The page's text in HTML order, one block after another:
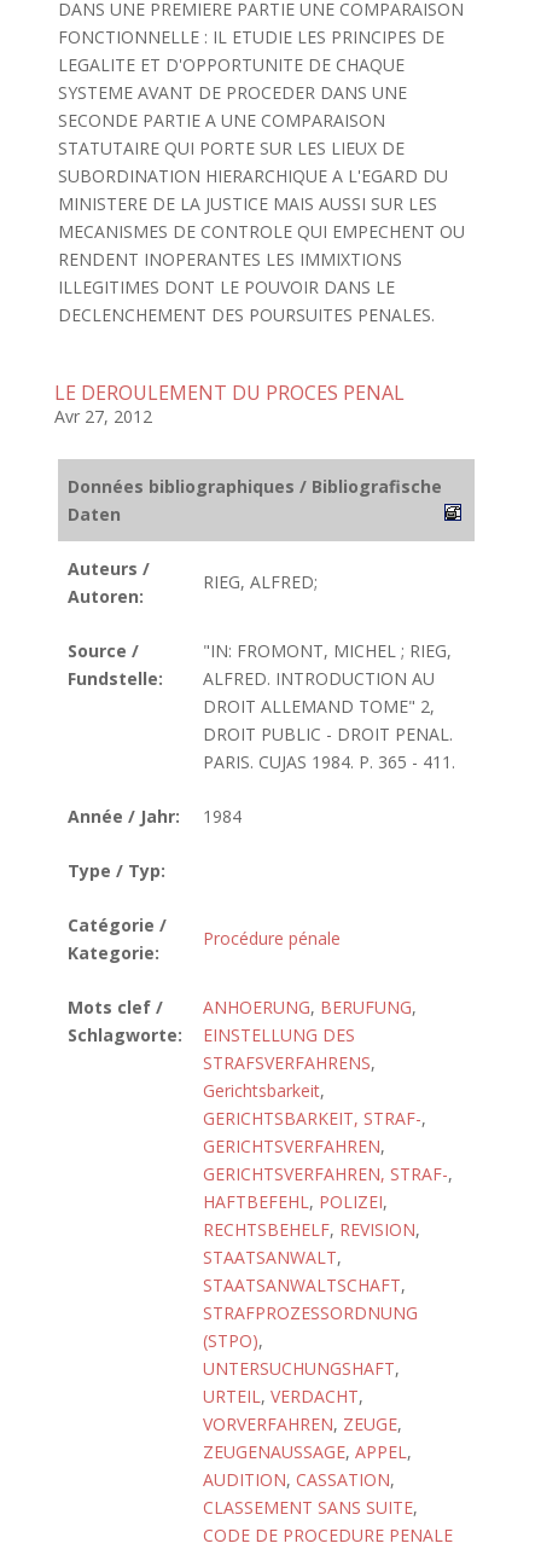
DANS UNE PREMIERE PARTIE UNE COMPARAISON
FONCTIONNELLE : IL ETUDIE LES PRINCIPES DE
LEGALITE ET D'OPPORTUNITE DE CHAQUE
SYSTEME AVANT DE PROCEDER DANS UNE
SECONDE PARTIE A UNE COMPARAISON
STATUTAIRE QUI PORTE SUR LES LIEUX DE
SUBORDINATION HIERARCHIQUE A L'EGARD DU
MINISTERE DE LA JUSTICE MAIS AUSSI SUR LES
MECANISMES DE CONTROLE QUI EMPECHENT OU
RENDENT INOPERANTES LES IMMIXTIONS
ILLEGITIMES DONT LE POUVOIR DANS LE
DECLENCHEMENT DES POURSUITES PENALES.
LE DEROULEMENT DU PROCES PENAL
Avr 27, 2012
Données bibliographiques / Bibliografische
Daten
Auteurs /
Autoren:
RIEG, ALFRED;
Source /
Fundstelle:
"IN: FROMONT, MICHEL ; RIEG,
ALFRED. INTRODUCTION AU
DROIT ALLEMAND TOME" 2,
DROIT PUBLIC - DROIT PENAL.
PARIS. CUJAS 1984. P. 365 - 411.
Année / Jahr: 1984
Type / Typ:
Catégorie /
Kategorie:
Procédure pénale
Mots clef /
Schlagworte:
ANHOERUNG, BERUFUNG,
EINSTELLUNG DES
STRAFSVERFAHRENS,
Gerichtsbarkeit,
GERICHTSBARKEIT, STRAF-,
GERICHTSVERFAHREN,
GERICHTSVERFAHREN, STRAF-,
HAFTBEFEHL, POLIZEI,
RECHTSBEHELF, REVISION,
STAATSANWALT,
STAATSANWALTSCHAFT,
STRAFPROZESSORDNUNG
(STPO),
UNTERSUCHUNGSHAFT,
URTEIL, VERDACHT,
VORVERFAHREN, ZEUGE,
ZEUGENAUSSAGE, APPEL,
AUDITION, CASSATION,
CLASSEMENT SANS SUITE,
CODE DE PROCEDURE PENALE